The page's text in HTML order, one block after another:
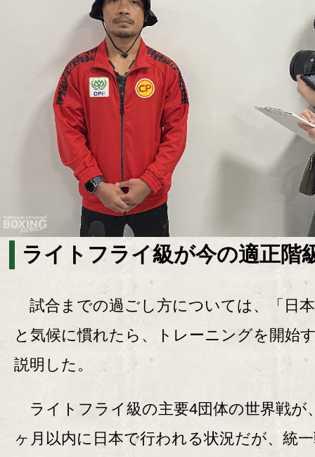
ライトフライ級が今の適正階
試合までの過ごし方については、「日
と気候に慣れたら、トレーニングを開始
説明した。
ライトフライ級の主要4団体の世界戦が
ヶ月以内に日本で行われる状況だが、統